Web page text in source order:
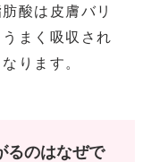
酸は皮膚バリ
まく吸収され
ります。
るのはなぜで